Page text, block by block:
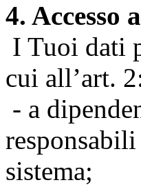
4. Accesso
I Tuoi dati
cui all’art.
- a
sistema;